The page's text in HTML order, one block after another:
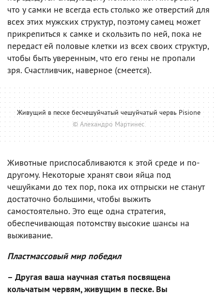
что у самки не всегда есть столько же отверстий для
всех этих мужских структур, поэтому самец может
прикрепиться к самке и скользить по ней, пока не
передаст ей половые клетки из всех своих структур,
чтобы быть уверенным, что его гены не пропали
зря. Счастливчик, наверное (смеется).
Живущий в песке бесчешуйчатый чешуйчатый червь Pisione
© Алехандро Мартинес
Животные приспосабливаются к этой среде и по-
другому. Некоторые хранят свои яйца под
чешуйками до тех пор, пока их отпрыски не станут
достаточно большими, чтобы выжить
самостоятельно. Это еще одна стратегия,
обеспечивающая потомству высокие шансы на
выживание.
Пластмассовый мир победил
– Другая ваша научная статья посвящена
кольчатым червям, живущим в песке. Вы